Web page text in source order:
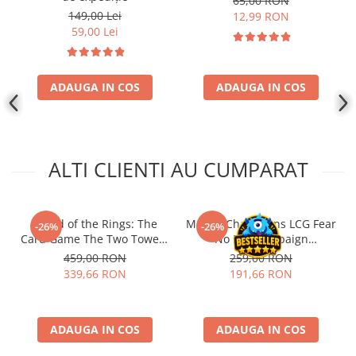
Disney Lorcana
UniVersus CCG
Neverrift TCG
Hololive
One Piece Card Game
Colectii Oficiale Topps si Panini si
Final Fantasy
Alte TCG-uri
149,00 Lei
59,00 Lei
ADAUGA IN COS
12,99 RON
ADAUGA IN COS
ALTI CLIENTI AU CUMPARAT
-26%
- Lord of the Rings: The
Card Game The Two Towers
Saga Expansion
459,00 RON
339,66 RON
ADAUGA IN COS
-26%
Marvel Champions LCG Fear
No Evil Campaign
Expansion (EN)
259,00 RON
191,66 RON
ADAUGA IN COS